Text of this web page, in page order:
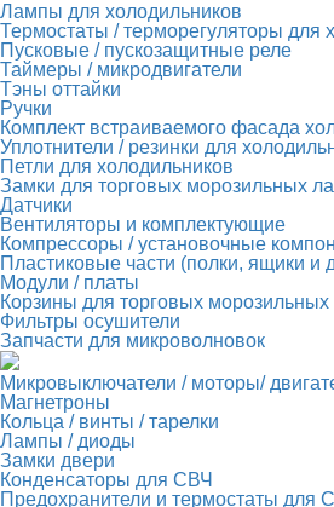
Лампы для холодильников
Термостаты / терморегуляторы для
Пусковые / пускозащитные реле
Таймеры / микродвигатели
Тэны оттайки
Ручки
Комплект встраиваемого фасада
Уплотнители / резинки для
Петли для холодильников
Замки для торговых морозильных
Датчики
Вентиляторы и комплектующие
Компрессоры / установочные
Пластиковые части (полки, ящики и
Модули / платы
Корзины для торговых морозильных
Фильтры осушители
Запчасти для микроволновок
Микровыключатели / моторы/
Магнетроны
Кольца / винты / тарелки
Лампы / диоды
Замки двери
Конденсаторы для СВЧ
Предохранители и термостаты для